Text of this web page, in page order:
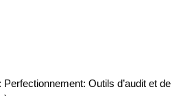
Outils d’audit et de